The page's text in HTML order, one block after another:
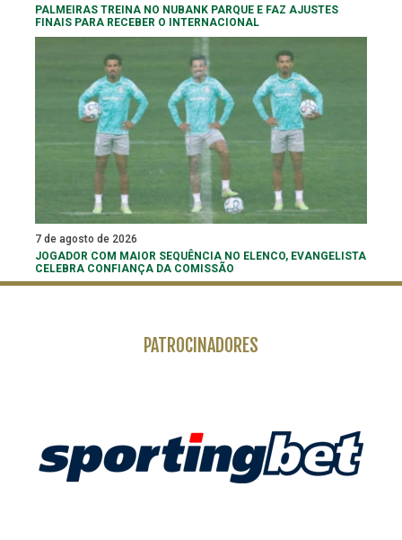
PALMEIRAS TREINA NO NUBANK PARQUE E FAZ AJUSTES
FINAIS PARA RECEBER O INTERNACIONAL
7 de agosto de 2026
JOGADOR COM MAIOR SEQUÊNCIA NO ELENCO, EVANGELISTA
CELEBRA CONFIANÇA DA COMISSÃO
PATROCINADORES